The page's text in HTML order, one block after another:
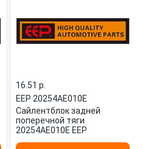
16.51 p.
EEP·20254AE010E
Сайлентблок задней
поперечной тяги
20254AE010E EEP